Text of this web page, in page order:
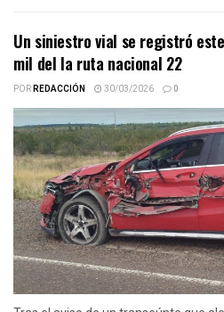
Un siniestro vial se registró
mil del la ruta nacional 22
PORREDACCIÓN 30/03/2026 0